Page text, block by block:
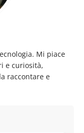
Mi piace
e curiosità,
raccontare e